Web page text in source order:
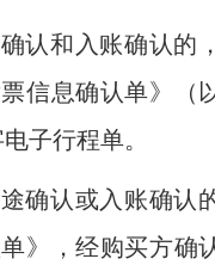
认和入账确认的
信息确认单》（
子行程单。
确认或入账确认
》，经购买方确